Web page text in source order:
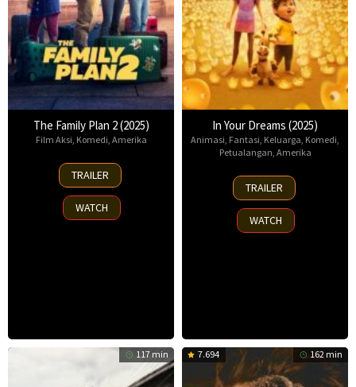
The Family Plan 2 (2025)
Film Aksi, Komedi, Amerika
11
Nov
2025
TRAILER
WATCH
In Your Dreams (2025)
Animasi, Fantasi, Keluarga, Komedi,
Petualangan, Amerika
7
Nov
2025
TRAILER
WATCH
117 min 7.694 162 min